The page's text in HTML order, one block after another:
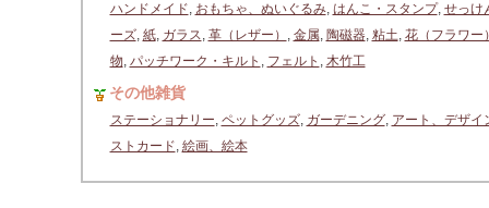
ハンドメイド, おもちゃ、ぬいぐるみ, はんこ・スタンプ, せっけ
ーズ, 紙, ガラス, 革（レザー） , 金属, 陶磁器, 粘土, 花（フラワー
物, パッチワーク・キルト , フェルト , 木竹工
その他雑貨
ステーショナリー, ペットグッズ, ガーデニング, アート、デザイ
ストカード, 絵画、絵本